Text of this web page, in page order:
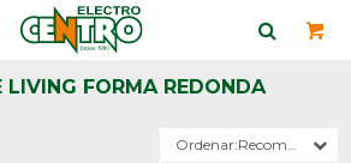
LIVING FORMA REDONDA
Recomendados